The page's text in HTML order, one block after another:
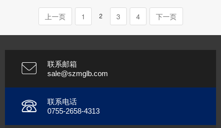
上一页 1 2 3 4 下一页
联系邮箱
sale@szmglb.com
联系电话
0755-2658-4313